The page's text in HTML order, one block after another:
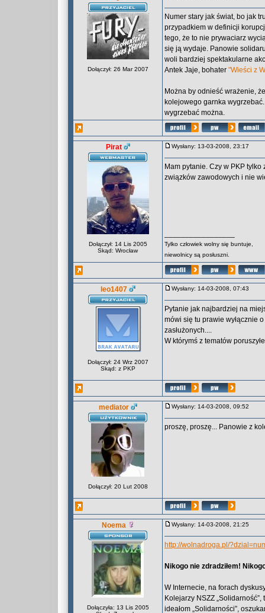
Dołączył: 26 Mar 2007
Numer stary jak świat, bo jak
przypadkiem w definicji
tego, że to nie prywaciarz
się ją wydaje. Panowie
woli bardziej spektakularne
Antek Jaje, bohater "Wieści z
Można by odnieść wrażenie,
kolejowego garnka
wygrzebać można.
Pirat
Dołączył: 14 Lis 2005
Skąd: Wrocław
Wysłany: 13-03-2008, 23:17
Mam pytanie. Czy w PKP
związków zawodowych i nie
Tylko człowiek wolny się buntuje,
niewolnicy są posłuszni.
leo1407
Dołączył: 24 Wrz 2007
Skąd: z PKP
Wysłany: 14-03-2008, 07:43
Pytanie jak najbardziej na
mówi się tu prawie wyłącznie
zasłużonych....
W którymś z tematów
mediator
Dołączył: 20 Lut 2008
Wysłany: 14-03-2008, 09:52
proszę, proszę... Panowie z
Noema
Dołączyła: 13 Lis 2005
Wysłany: 14-03-2008, 21:25
http://wolnadroga.pl/
Nikogo nie zdradziłem!
W Internecie, na forach
Kolejarzy NSZZ
ideałom „Solidarności”,